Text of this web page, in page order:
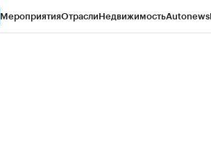
МероприятияОтраслиНедвижимостьAutonews